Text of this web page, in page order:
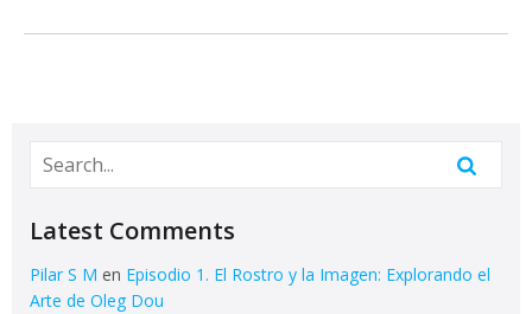
Latest Comments
Pilar S M en Episodio 1. El Rostro y la Imagen: Explorando el
Arte de Oleg Dou